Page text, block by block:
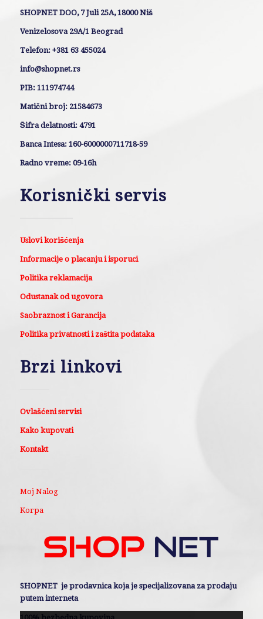
SHOPNET DOO, 7 Juli 25A, 18000 Niš
Venizelosova 29A/1 Beograd
Telefon: +381 63 455024
info@shopnet.rs
PIB: 111974744
Matični broj: 21584673
Šifra delatnosti: 4791
Banca Intesa: 160-6000000711718-59
Radno vreme: 09-16h
Korisnički servis
Uslovi korišćenja
Informacije o placanju i isporuci
Politika reklamacija
Odustanak od ugovora
Saobraznost i Garancija
Politika privatnosti i zaštita podataka
Brzi linkovi
Ovlašćeni servisi
Kako kupovati
Kontakt
Moj Nalog
Korpa
SHOPNET je prodavnica koja je specijalizovana za prodaju
putem interneta